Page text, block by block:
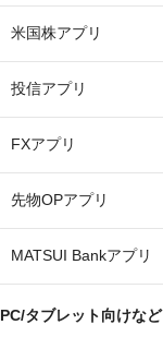
米国株アプリ
投信アプリ
FXアプリ
先物OPアプリ
MATSUI Bankアプリ
PC/タブレット向けなど